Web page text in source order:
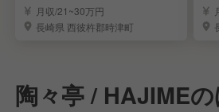
ッチン募集
月収/21~30万円
長崎県 西彼杵郡時津町
代
陶々亭 / HAJIME